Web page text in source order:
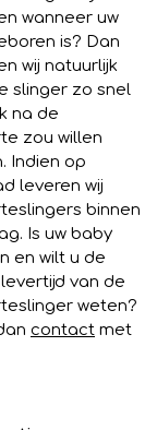
wanneer uw
is? Dan
wij natuurlijk
slinger zo snel
na de
zou willen
Indien op
leveren wij
binnen
Is uw baby
en wilt u de
van de
weten?
contact met